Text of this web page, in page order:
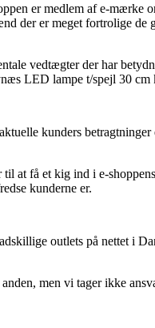
er medlem af e-mærke
der er meget fortrolige
vedtægter der har
LED lampe t/spejl 30 cm
kunders
at få et kig ind i e-
kunderne er.
outlets på nettet i
men vi tager ikke